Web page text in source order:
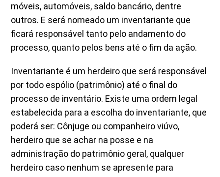
móveis, automóveis, saldo bancário, dentre
outros. E será nomeado um inventariante que
ficará responsável tanto pelo andamento do
processo, quanto pelos bens até o fim da ação.
Inventariante é um herdeiro que será responsável
por todo espólio (patrimônio) até o final do
processo de inventário. Existe uma ordem legal
estabelecida para a escolha do inventariante, que
poderá ser: Cônjuge ou companheiro viúvo,
herdeiro que se achar na posse e na
administração do patrimônio geral, qualquer
herdeiro caso nenhum se apresente para